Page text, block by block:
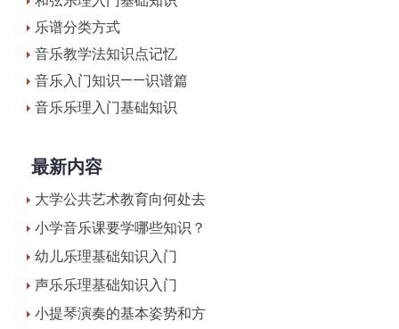
乐谱分类方式
音乐教学法知识点记忆
音乐入门知识——识谱篇
音乐乐理入门基础知识
最新内容
大学公共艺术教育向何处去
小学音乐课要学哪些知识？
幼儿乐理基础知识入门
声乐乐理基础知识入门
小提琴演奏的基本姿势和方